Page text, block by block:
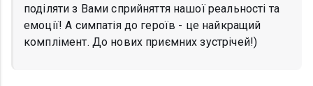
поділяти з Вами сприйняття нашої реальності та
емоції! А симпатія до героїв - це найкращий
комплімент. До нових приємних зустрічей!)